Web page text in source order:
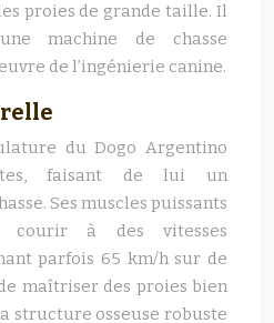
proies de grande taille. Il
machine de chasse
de l’ingénierie canine.
du Dogo Argentino
faisant de lui un
Ses muscles puissants
courir à des vitesses
parfois 65 km/h sur de
maîtriser des proies bien
structure osseuse robuste